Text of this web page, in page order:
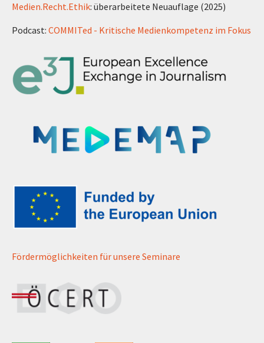
Medien.Recht.Ethik: überarbeitete Neuauflage (2025)
Podcast: COMMITed - Kritische Medienkompetenz im Fokus
Fördermöglichkeiten für unsere Seminare